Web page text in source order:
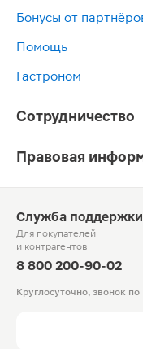
Бонусы от
Помощь
Гастроном
Сотрудничество
Правовая
Служба поддержки
Для покупателей
и контрагентов
8 800 200-90-02
Круглосуточно, звонок